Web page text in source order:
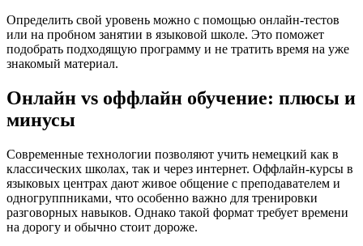
Определить свой уровень можно с помощью онлайн-тестов
или на пробном занятии в языковой школе. Это поможет
подобрать подходящую программу и не тратить время на уже
знакомый материал.
Онлайн vs оффлайн обучение: плюсы и
минусы
Современные технологии позволяют учить немецкий как в
классических школах, так и через интернет. Оффлайн-курсы в
языковых центрах дают живое общение с преподавателем и
одногруппниками, что особенно важно для тренировки
разговорных навыков. Однако такой формат требует времени
на дорогу и обычно стоит дороже.